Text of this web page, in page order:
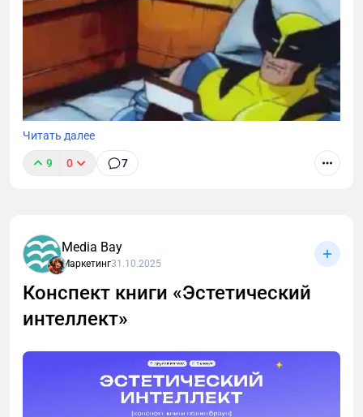
Читать далее
9 0 7
Media Bay
Маркетинг31.10.2025
Конспект книги «Эстетический
интеллект»